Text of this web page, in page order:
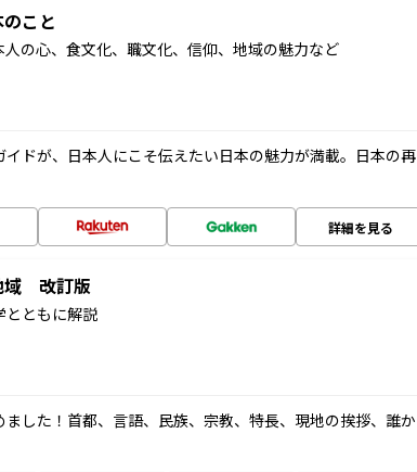
こと
の心、食文化、職文化、信仰、地域の魅力など
ドが、日本人にこそ伝えたい日本の魅力が満載。日本の再
詳細を見る
域 改訂版
とともに解説
した！首都、言語、民族、宗教、特長、現地の挨拶、誰か